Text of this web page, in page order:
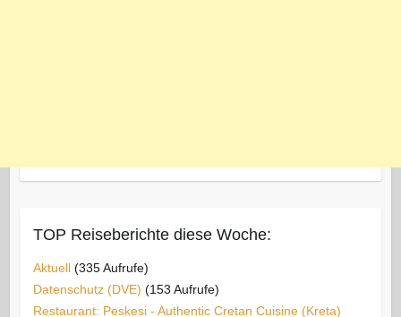
TOP Reiseberichte diese Woche:
Aktuell (335 Aufrufe)
Datenschutz (DVE) (153 Aufrufe)
Restaurant: Peskesi - Authentic Cretan Cuisine (Kreta)